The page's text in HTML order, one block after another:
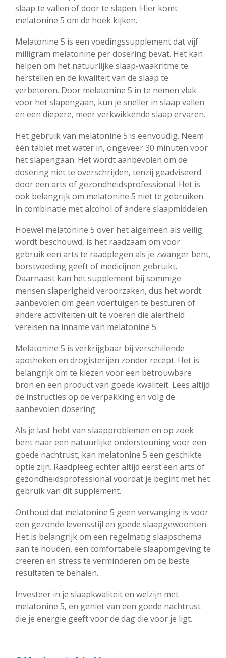
slaap te vallen of door te slapen. Hier komt
melatonine 5 om de hoek kijken.
Melatonine 5 is een voedingssupplement dat vijf
milligram melatonine per dosering bevat. Het kan
helpen om het natuurlijke slaap-waakritme te
herstellen en de kwaliteit van de slaap te
verbeteren. Door melatonine 5 in te nemen vlak
voor het slapengaan, kun je sneller in slaap vallen
en een diepere, meer verkwikkende slaap ervaren.
Het gebruik van melatonine 5 is eenvoudig. Neem
één tablet met water in, ongeveer 30 minuten voor
het slapengaan. Het wordt aanbevolen om de
dosering niet te overschrijden, tenzij geadviseerd
door een arts of gezondheidsprofessional. Het is
ook belangrijk om melatonine 5 niet te gebruiken
in combinatie met alcohol of andere slaapmiddelen.
Hoewel melatonine 5 over het algemeen als veilig
wordt beschouwd, is het raadzaam om voor
gebruik een arts te raadplegen als je zwanger bent,
borstvoeding geeft of medicijnen gebruikt.
Daarnaast kan het supplement bij sommige
mensen slaperigheid veroorzaken, dus het wordt
aanbevolen om geen voertuigen te besturen of
andere activiteiten uit te voeren die alertheid
vereisen na inname van melatonine 5.
Melatonine 5 is verkrijgbaar bij verschillende
apotheken en drogisterijen zonder recept. Het is
belangrijk om te kiezen voor een betrouwbare
bron en een product van goede kwaliteit. Lees altijd
de instructies op de verpakking en volg de
aanbevolen dosering.
Als je last hebt van slaapproblemen en op zoek
bent naar een natuurlijke ondersteuning voor een
goede nachtrust, kan melatonine 5 een geschikte
optie zijn. Raadpleeg echter altijd eerst een arts of
gezondheidsprofessional voordat je begint met het
gebruik van dit supplement.
Onthoud dat melatonine 5 geen vervanging is voor
een gezonde levensstijl en goede slaapgewoonten.
Het is belangrijk om een regelmatig slaapschema
aan te houden, een comfortabele slaapomgeving te
creëren en stress te verminderen om de beste
resultaten te behalen.
Investeer in je slaapkwaliteit en welzijn met
melatonine 5, en geniet van een goede nachtrust
die je energie geeft voor de dag die voor je ligt.